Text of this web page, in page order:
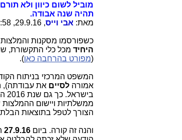
תהיה שנה אבודה.
מאת: אבי וייס, 29.9.16, 11:58
כשפורסמו מסקנות
היחיד מכל כלי התקשורת,
(מפורט בהרחבה כאן).
אמורהלסייםאת עבודתה),
בישראל. כך גם שנת 2016 הופכת בפועל
ממשלתיות ויישום ההמלצות
הצורך לטפל בתוצאות
והנה זה קורה. ביום27.9.16